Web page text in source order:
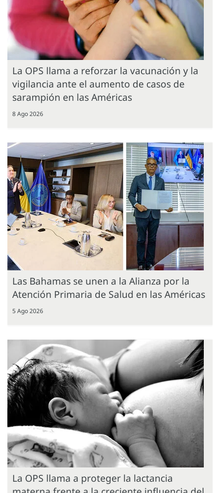
La OPS llama a reforzar la vacunación y la
vigilancia ante el aumento de casos de
sarampión en las Américas
8 Ago 2026
Las Bahamas se unen a la Alianza por la
Atención Primaria de Salud en las Américas
5 Ago 2026
La OPS llama a proteger la lactancia